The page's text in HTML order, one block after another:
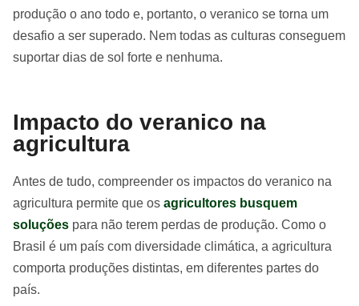
produção o ano todo e, portanto, o veranico se torna um
desafio a ser superado. Nem todas as culturas conseguem
suportar dias de sol forte e nenhuma.
Impacto do veranico na
agricultura
Antes de tudo, compreender os impactos do veranico na
agricultura permite que os agricultores busquem
soluções para não terem perdas de produção. Como o
Brasil é um país com diversidade climática, a agricultura
comporta produções distintas, em diferentes partes do
país.